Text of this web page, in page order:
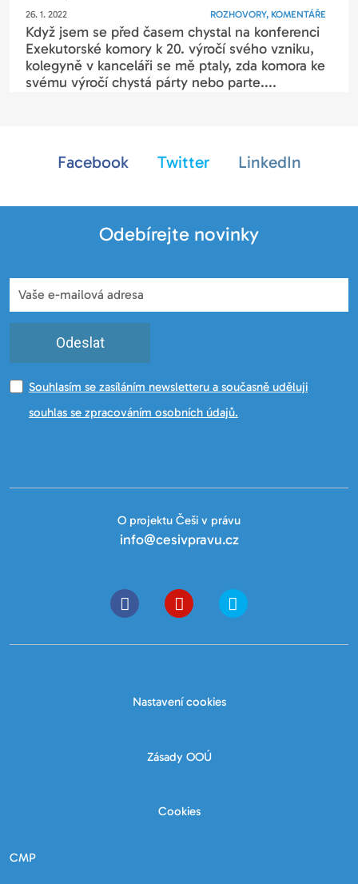
26. 1. 2022 ROZHOVORY, KOMENTÁŘE
Když jsem se před časem chystal na konferenci
Exekutorské komory k 20. výročí svého vzniku,
kolegyně v kanceláři se mě ptaly, zda komora ke
svému výročí chystá párty nebo parte....
Facebook Twitter LinkedIn
Odebírejte novinky
Odeslat
Souhlasím se zasíláním newsletteru a současně uděluji
souhlas se zpracováním osobních údajů.
O projektu Češi v právu
info@cesivpravu.cz
Nastavení cookies
Zásady OOÚ
Cookies
CMP